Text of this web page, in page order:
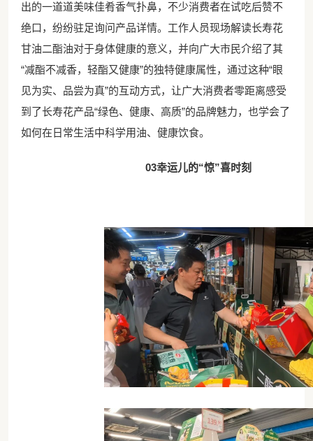
出的一道道美味佳肴香气扑鼻，不少消费者在试吃后赞不
绝口，纷纷驻足询问产品详情。工作人员现场解读长寿花
甘油二酯油对于身体健康的意义，并向广大市民介绍了其
“减酯不减香，轻酯又健康”的独特健康属性，通过这种“眼
见为实、品尝为真”的互动方式，让广大消费者零距离感受
到了长寿花产品“绿色、健康、高质”的品牌魅力，也学会了
如何在日常生活中科学用油、健康饮食。
03幸运儿的“惊”喜时刻